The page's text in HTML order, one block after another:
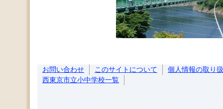
お問い合わせ このサイトについて
個人情報の取り
西東京市立小中学校一覧